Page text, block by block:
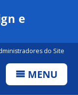
Canais
e
do Site
MENU